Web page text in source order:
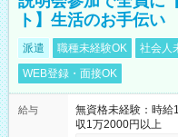
ト】生活のお手伝い
派遣 職種未経験OK 社会人
WEB登録・面接OK
給与
無資格未経験：時
収1万2000円以上